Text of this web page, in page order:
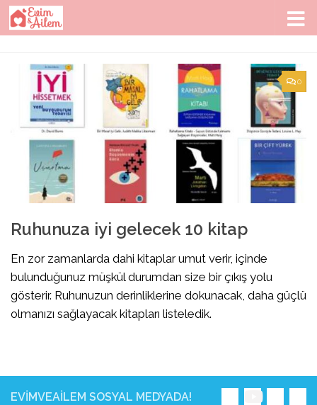
Skip to content
0
Ruhunuza iyi gelecek 10 kitap
En zor zamanlarda dahi kitaplar umut verir, içinde
bulunduğunuz müşkül durumdan size bir çıkış yolu
gösterir. Ruhunuzun derinliklerine dokunacak, daha güçlü
olmanızı sağlayacak kitapları listeledik.
EVIMVEAILEM SOSYAL MEDYADA!